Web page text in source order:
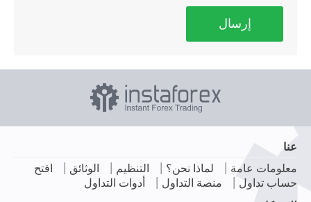
إرسال
عنا
معلومات عامة | لماذا نحن؟ | التنظيم | الوثائق |
افتح
حساب تداول | منصة التداول |
أدوات التداول